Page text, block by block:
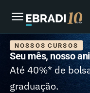
NOSSOS CURSOS
Seu mês, nosso
Até 40%* de
graduação.